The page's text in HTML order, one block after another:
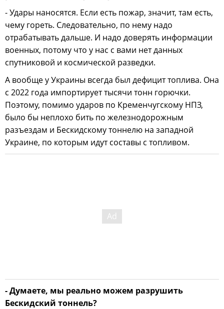
- Удары наносятся. Если есть пожар, значит, там есть,
чему гореть. Следовательно, по нему надо
отрабатывать дальше. И надо доверять информации
военных, потому что у нас с вами нет данных
спутниковой и космической разведки.
А вообще у Украины всегда был дефицит топлива. Она
с 2022 года импортирует тысячи тонн горючки.
Поэтому, помимо ударов по Кременчугскому НПЗ,
было бы неплохо бить по железнодорожным
разъездам и Бескидскому тоннелю на западной
Украине, по которым идут составы с топливом.
- Думаете, мы реально можем разрушить
Бескидский тоннель?